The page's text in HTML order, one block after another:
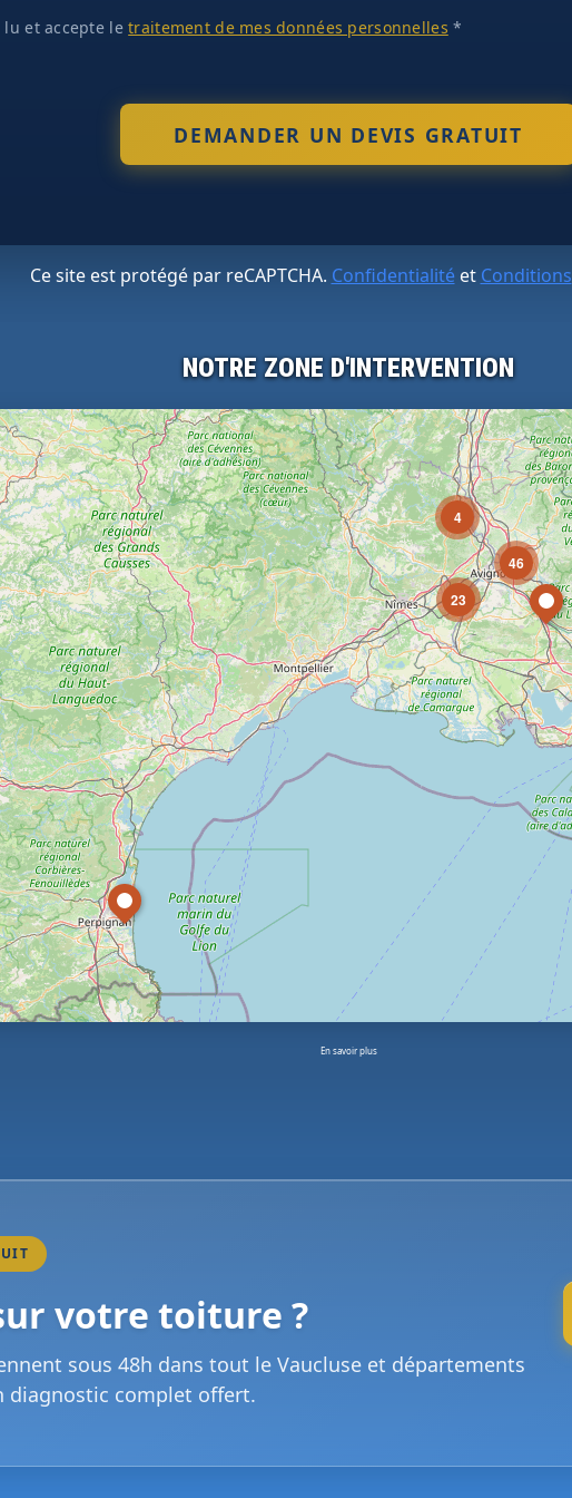
lu et accepte letraitement de mes données personnelles *
Ce site est protégé par reCAPTCHA. Confidentialitéet Conditions
NOTRE ZONE D'INTERVENTION
4
23
46
En savoir plus
votre toiture ?
sous 48h dans tout le Vaucluse et départements
diagnostic complet offert.